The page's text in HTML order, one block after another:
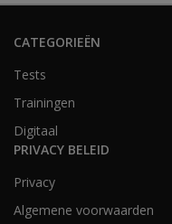
CATEGORIEËN
Tests
Trainingen
Digitaal
PRIVACY BELEID
Privacy
Algemene voorwaarden